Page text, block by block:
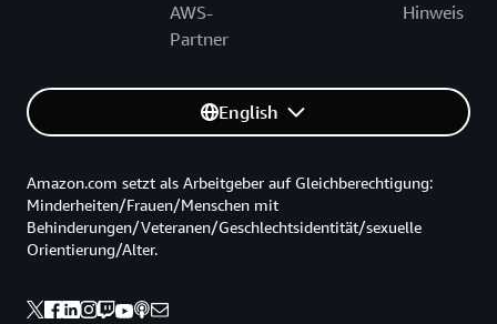
AWS-
Partner
Hinweis
English
Amazon.com setzt als Arbeitgeber auf Gleichberechtigung:
Minderheiten/Frauen/Menschen mit
Behinderungen/Veteranen/Geschlechtsidentität/sexuelle
Orientierung/Alter.